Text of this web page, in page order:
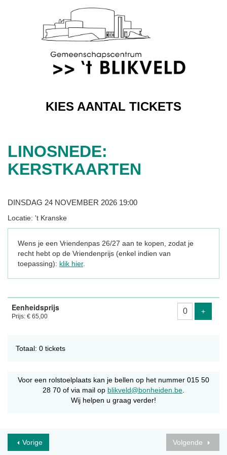
KIES AANTAL TICKETS
LINOSNEDE:
KERSTKAARTEN
DINSDAG 24 NOVEMBER 2026 19:00
Locatie: 't Kranske
Wens je een Vriendenpas 26/27 aan te kopen, zodat je
recht hebt op de Vriendenprijs (enkel indien van
toepassing): klik hier.
Aantal
Eenheidsprijs
Prijs: € 65,00
+Voeg
Totaal: 0 tickets
Voor een rolstoelplaats kan je bellen op het nummer 015 50
28 70 of via mail op blikveld@bonheiden.be
Wij helpen u graag verder!
Vorige Volgende